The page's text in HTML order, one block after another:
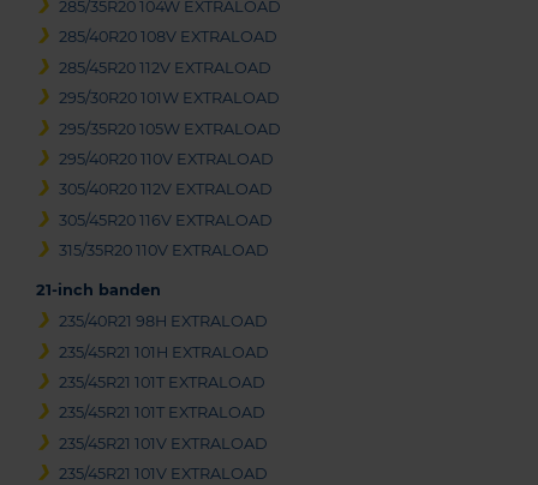
285/35R20 104W EXTRALOAD
285/40R20 108V EXTRALOAD
285/45R20 112V EXTRALOAD
295/30R20 101W EXTRALOAD
295/35R20 105W EXTRALOAD
295/40R20 110V EXTRALOAD
305/40R20 112V EXTRALOAD
305/45R20 116V EXTRALOAD
315/35R20 110V EXTRALOAD
21-inch banden
235/40R21 98H EXTRALOAD
235/45R21 101H EXTRALOAD
235/45R21 101T EXTRALOAD
235/45R21 101T EXTRALOAD
235/45R21 101V EXTRALOAD
235/45R21 101V EXTRALOAD